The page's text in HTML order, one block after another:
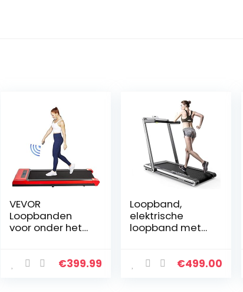
VEVOR
Loopbanden
voor onder het
loopbanden
€399.99
Loopband,
elektrische
loopband met
van 1 km/h tot 15
€499.00